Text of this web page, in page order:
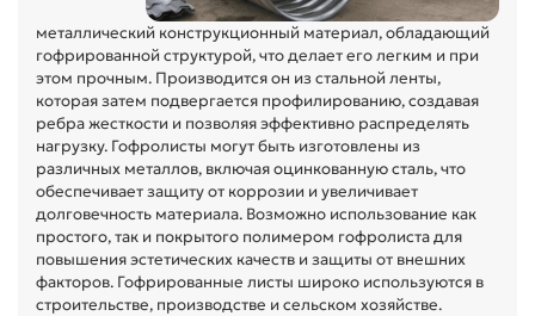
металлический конструкционный материал, обладающий
гофрированной структурой, что делает его легким и при
этом прочным. Производится он из стальной ленты,
которая затем подвергается профилированию, создавая
ребра жесткости и позволяя эффективно распределять
нагрузку. Гофролисты могут быть изготовлены из
различных металлов, включая оцинкованную сталь, что
обеспечивает защиту от коррозии и увеличивает
долговечность материала. Возможно использование как
простого, так и покрытого полимером гофролиста для
повышения эстетических качеств и защиты от внешних
факторов. Гофрированные листы широко используются в
строительстве, производстве и сельском хозяйстве.